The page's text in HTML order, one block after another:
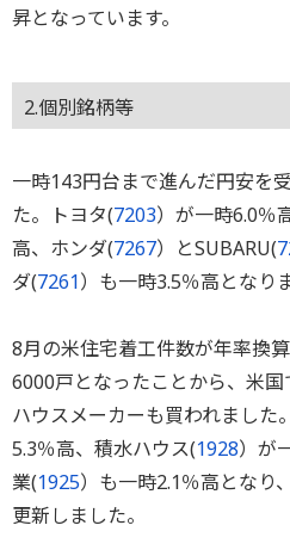
昇となっています。
2.個別銘柄等
一時143円台まで進んだ円安を
た。トヨタ(7203）が一時6.0％
高、ホンダ(7267）とSUBARU(
ダ(7261）も一時3.5％高となり
8月の米住宅着工件数が年率換
6000戸となったことから、米
ハウスメーカーも買われました
5.3％高、積水ハウス(1928）が
業(1925）も一時2.1％高となり
更新しました。